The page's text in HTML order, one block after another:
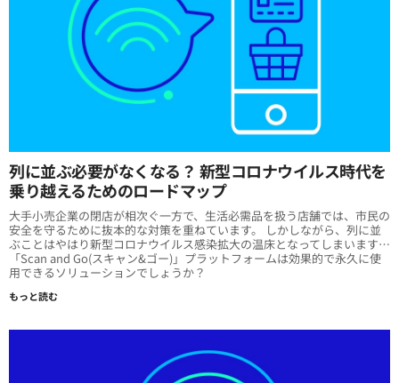
列に並ぶ必要がなくなる？ 新型コロナウイルス時代を
乗り越えるためのロードマップ
大手小売企業の閉店が相次ぐ一方で、生活必需品を扱う店舗では、市民の
安全を守るために抜本的な対策を重ねています。 しかしながら、列に並
ぶことはやはり新型コロナウイルス感染拡大の温床となってしまいます…
「Scan and Go(スキャン&ゴー)」プラットフォームは効果的で永久に使
用できるソリューションでしょうか？
もっと読む